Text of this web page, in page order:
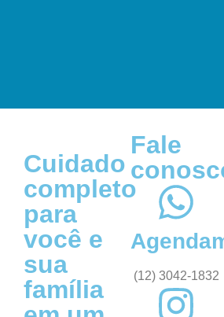
Cuidado
completo
para
você e
sua
família
Fale
(12) 3042-1832